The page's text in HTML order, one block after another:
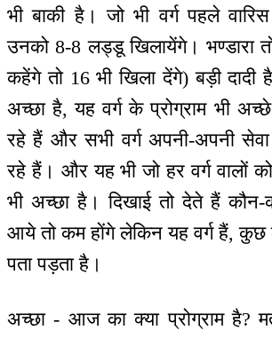
भी बाकी है। जो भी वर्ग पहले
उनको 8-8 लड्डू खिलायेंगे। भण्डारा
कहेंगे तो 16 भी खिला देंगे) बड़ी दादी
अच्छा है, यह वर्ग के प्रोग्राम भी
रहे हैं और सभी वर्ग अपनी-अपनी
रहे हैं। और यह भी जो हर वर्ग वालों
भी अच्छा है। दिखाई तो देते हैं
आये तो कम होंगे लेकिन यह वर्ग हैं, कुछ
पता पड़ता है।
अच्छा - आज का क्या प्रोग्राम है?